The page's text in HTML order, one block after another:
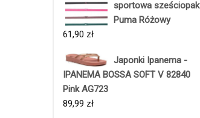
sportowa sześciopak
Puma Różowy
61,90 zł
Japonki Ipanema -
IPANEMA BOSSA SOFT V 82840
Pink AG723
89,99 zł